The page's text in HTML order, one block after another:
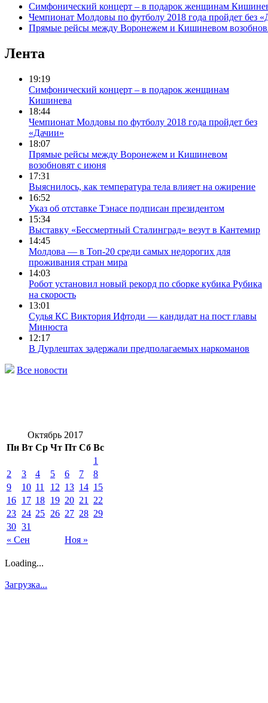
Симфонический концерт – в подарок женщинам
Чемпионат Молдовы по футболу 2018 года пройдет без
Прямые рейсы между Воронежем и Кишиневом
Лента
19:19
Симфонический концерт – в подарок женщинам
Кишинева
18:44
Чемпионат Молдовы по футболу 2018 года пройдет без
«Дачии»
18:07
Прямые рейсы между Воронежем и Кишиневом
возобновят с июня
17:31
Выяснилось, как температура тела влияет на ожирение
16:52
Указ об отставке Тэнасе подписан президентом
15:34
Выставку «Бессмертный Сталинград» везут в Кантемир
14:45
Молдова — в Топ-20 среди самых недорогих для
проживания стран мира
14:03
Робот установил новый рекорд по сборке кубика Рубика
на скорость
13:01
Судья КС Виктория Ифтоди — кандидат на пост главы
Минюста
12:17
В Дурлештах задержали предполагаемых наркоманов
Все новости
Октябрь 2017
Пн Вт Ср Чт Пт Сб Вс
« Сен Ноя »
1
2
3 4 5 6 7
8
9
10 11 12 13 14 15
16 17 18 19 20 21
22
23 24 25 26 27 28 29
30 31
Loading...
Загрузка...